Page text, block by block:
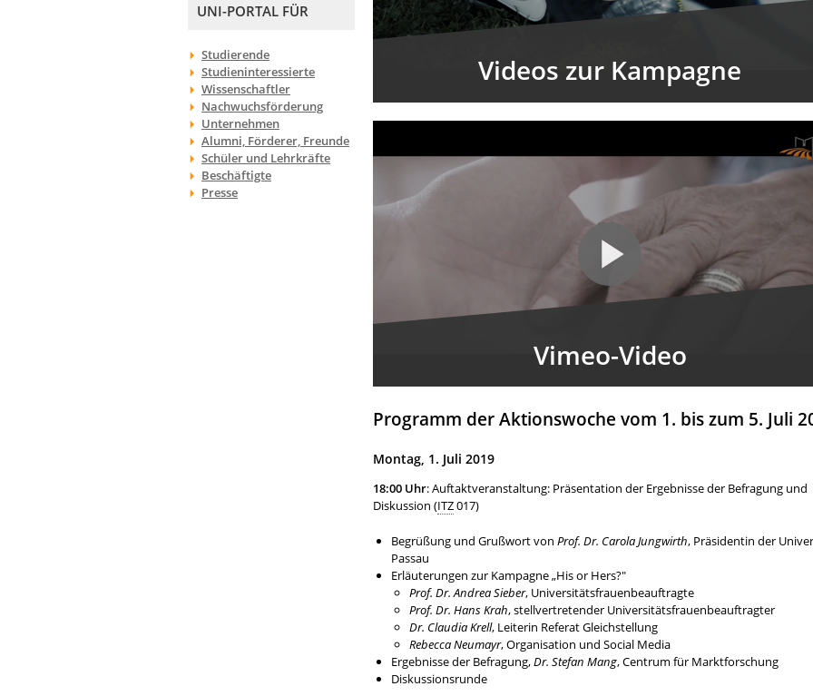
UNI-PORTAL FÜR
Studierende
Studieninteressierte
Wissenschaftler
Nachwuchsförderung
Unternehmen
Alumni, Förderer, Freunde
Schüler und Lehrkräfte
Beschäftigte
Presse
Videos zur Kampagne
Vimeo-Video
Programm der Aktionswoche vom 1. bis zum 5. Juli
Montag, 1. Juli 2019
18:00 Uhr: Auftaktveranstaltung: Präsentation der Ergebnisse der Befragung und
Diskussion (ITZ017)
Begrüßung und Grußwort von Prof. Dr. Carola Jungwirth, Präsidentin der
Passau
Erläuterungen zur Kampagne „His or Hers?"
Prof. Dr. Andrea Sieber, Universitätsfrauenbeauftragte
Prof. Dr. Hans Krah, stellvertretender Universitätsfrauenbeauftragter
Dr. Claudia Krell, Leiterin Referat Gleichstellung
Rebecca Neumayr, Organisation und Social Media
Ergebnisse der Befragung,Dr. Stefan Mang, Centrum für Marktforschung
Diskussionsrunde